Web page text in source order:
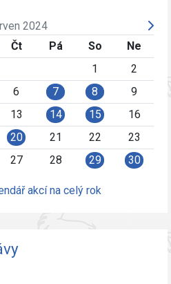
2024
Čt Pá So
Ne
1
2
6 7 8
9
13 14 15
16
20 21 22
23
27 28 29 30
akcí na celý rok